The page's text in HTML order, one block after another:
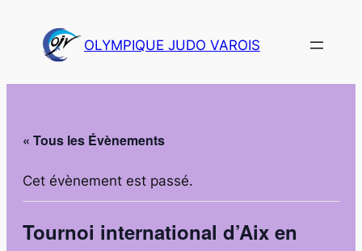
OLYMPIQUE JUDO VAROIS
« Tous les Évènements
Cet évènement est passé.
Tournoi international d’Aix en